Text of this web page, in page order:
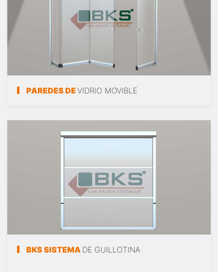
PAREDES DEVIDRIO MOVIBLE
BKS SISTEMA DE GUILLOTINA